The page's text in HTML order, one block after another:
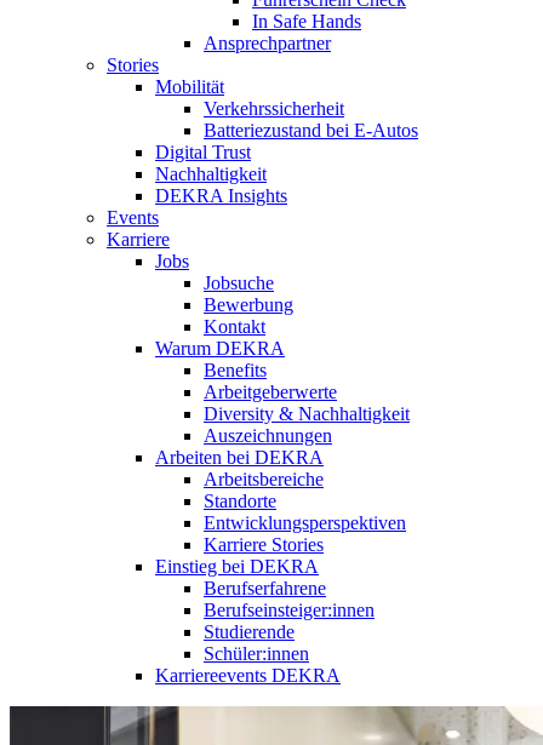
In Safe Hands
Ansprechpartner
Stories
Mobilität
Verkehrssicherheit
Batteriezustand bei E-Autos
Digital Trust
Nachhaltigkeit
DEKRA Insights
Events
Karriere
Jobs
Jobsuche
Bewerbung
Kontakt
Warum DEKRA
Benefits
Arbeitgeberwerte
Diversity & Nachhaltigkeit
Auszeichnungen
Arbeiten bei DEKRA
Arbeitsbereiche
Standorte
Entwicklungsperspektiven
Karriere Stories
Einstieg bei DEKRA
Berufserfahrene
Berufseinsteiger:innen
Studierende
Schüler:innen
Karriereevents DEKRA